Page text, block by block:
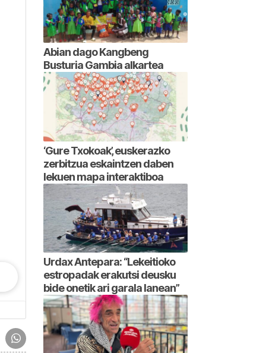
Abian dago Kangbeng
Busturia Gambia alkartea
‘Gure Txokoak’, euskerazko
zerbitzua eskaintzen daben
lekuen mapa interaktiboa
Urdax Antepara: “Lekeitioko
estropadak erakutsi deusku
bide onetik ari garala lanean”